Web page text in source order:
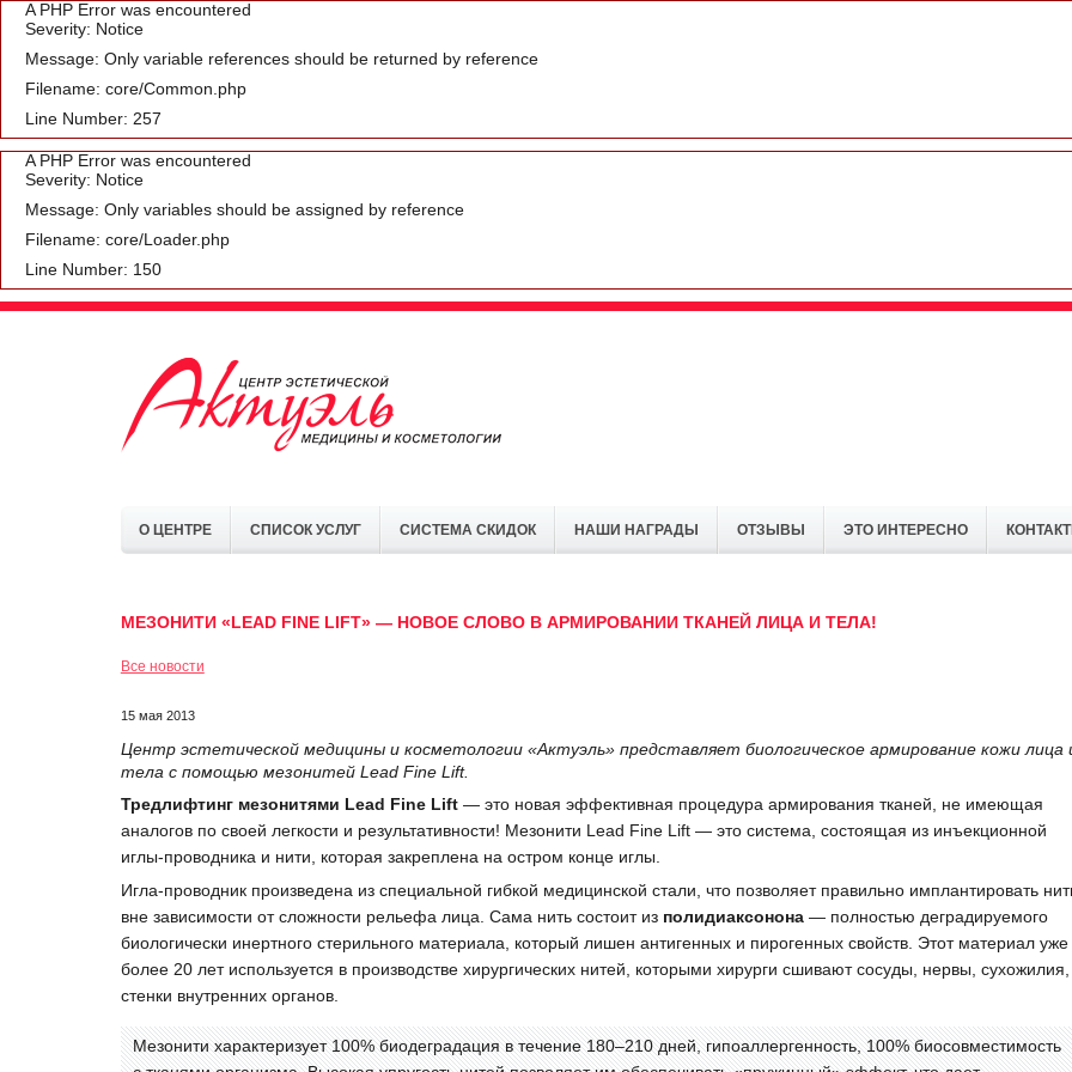
A PHP Error was encountered
Severity: Notice
Message: Only variable references should be returned by reference
Filename: core/Common.php
Line Number: 257
A PHP Error was encountered
Severity: Notice
Message: Only variables should be assigned by reference
Filename: core/Loader.php
Line Number: 150
О ЦЕНТРЕ СПИСОК УСЛУГ СИСТЕМА СКИДОК НАШИ НАГРАДЫ ОТЗЫВЫ ЭТО ИНТЕРЕСНО
МЕЗОНИТИ «LEAD FINE LIFT» — НОВОЕ СЛОВО В АРМИРОВАНИИ ТКАНЕЙ ЛИЦА И ТЕЛА!
Все новости
15 мая 2013
Центр эстетической медицины и косметологии «Актуэль» представляет биологическое армирование кожи лица
тела с помощью мезонитей Lead Fine Lift.
Тредлифтинг мезонитями Lead Fine Lift— это новая эффективная процедура армирования тканей, не имеющая
аналогов по своей легкости и результативности! Мезонити Lead Fine Lift — это система, состоящая из инъекционной
иглы-проводника и нити, которая закреплена на остром конце иглы.
Игла-проводник произведена из специальной гибкой медицинской стали, что позволяет правильно имплантировать
вне зависимости от сложности рельефа лица. Сама нить состоит из полидиаксонона— полностью деградируемого
биологически инертного стерильного материала, который лишен антигенных и пирогенных свойств. Этот материал уже
более 20 лет используется в производстве хирургических нитей, которыми хирурги сшивают сосуды, нервы, сухожилия,
стенки внутренних органов.
Мезонити характеризует 100% биодеградация в течение 180–210 дней, гипоаллергенность, 100% биосовместимость